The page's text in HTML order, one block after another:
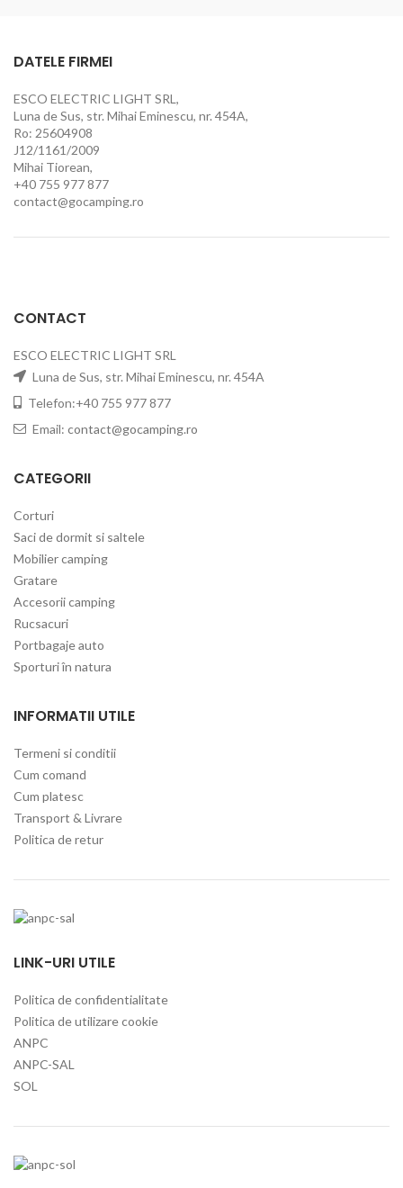
DATELE FIRMEI
ESCO ELECTRIC LIGHT SRL,
Luna de Sus, str. Mihai Eminescu, nr. 454A,
Ro: 25604908
J12/1161/2009
Mihai Tiorean,
+40 755 977 877
contact@gocamping.ro
CONTACT
ESCO ELECTRIC LIGHT SRL
Luna de Sus, str. Mihai Eminescu, nr. 454A
Telefon:+40 755 977 877
Email: contact@gocamping.ro
CATEGORII
Corturi
Saci de dormit si saltele
Mobilier camping
Gratare
Accesorii camping
Rucsacuri
Portbagaje auto
Sporturi în natura
INFORMATII UTILE
Termeni si conditii
Cum comand
Cum platesc
Transport & Livrare
Politica de retur
LINK-URI UTILE
Politica de confidentialitate
Politica de utilizare cookie
ANPC
ANPC-SAL
SOL